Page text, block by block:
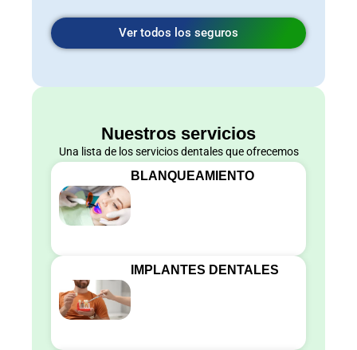
Ver todos los seguros
Nuestros servicios
Una lista de los servicios dentales que ofrecemos
BLANQUEAMIENTO
IMPLANTES DENTALES